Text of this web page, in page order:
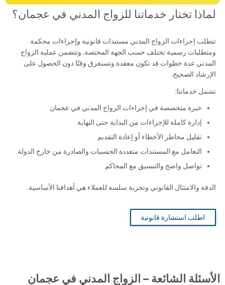
لماذا تختار خدماتنا للزواج المدني في عجمان؟
تتطلب إجراءات الزواج المدني مستندات قانونية وإجراءات محكمة
ومتطلبات رسمية تختلف حسب الجهة المختصة. وتتضمن عملية الزواج
المدني عدة خطوات قد تكون معقدة وتستغرق وقتًا دون الحصول على
الإرشاد الصحيح.
تشمل خدماتنا:
خبرة متخصصة في إجراءات الزواج المدني في عجمان
إدارة كاملة للإجراءات من البداية حتى النهاية
تقليل مخاطر الأخطاء أو إعادة التقديم
التعامل مع المستندات متعددة الجنسيات والصادرة من خارج الدولة
تواصل واضح والتنسيق مع المحاكم
الدقة والامتثال القانوني وتجربة سلسة للعملاء هي أهدافنا الأساسية.
اطلب استشارة قانونية
الأسئلة الشائعة – الزواج المدني في عجمان